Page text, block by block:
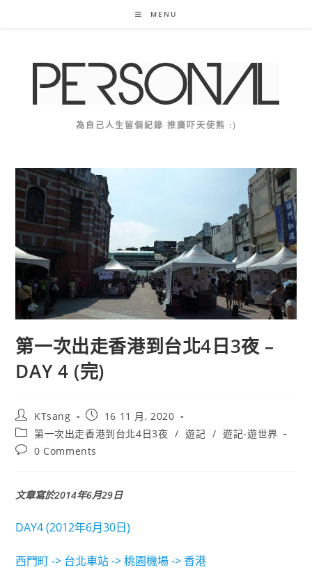
MENU
為自己人生留個紀錄 推廣吓天使熊 :)
第一次出走香港到台北4日3夜 –
DAY 4 (完)
Post
author:
KTsang
Post
published:
16 11 月, 2020
Post
category:
第一次出走香港到台北4日3夜 / 遊記 / 遊記-遊世界
Post0 Comments
文章寫於2014年6月29日
DAY4 (2012年6月30日)
西門町 -> 台北車站 -> 桃園機場 -> 香港